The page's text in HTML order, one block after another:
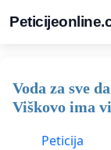
Voda za sve
Viškovo ima
Peticija